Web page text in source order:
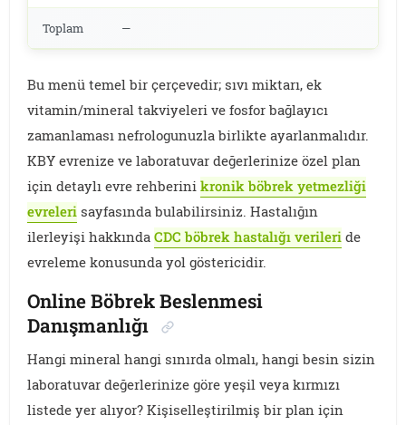
Toplam —
Bu menü temel bir çerçevedir; sıvı miktarı, ek
vitamin/mineral takviyeleri ve fosfor bağlayıcı
zamanlaması nefrologunuzla birlikte ayarlanmalıdır.
KBY evrenize ve laboratuvar değerlerinize özel plan
için detaylı evre rehberinikronik böbrek yetmezliği
evreleri sayfasında bulabilirsiniz. Hastalığın
ilerleyişi hakkındaCDC böbrek hastalığı verileri de
evreleme konusunda yol göstericidir.
Online Böbrek Beslenmesi
Danışmanlığı
Hangi mineral hangi sınırda olmalı, hangi besin sizin
laboratuvar değerlerinize göre yeşil veya kırmızı
listede yer alıyor? Kişiselleştirilmiş bir plan için